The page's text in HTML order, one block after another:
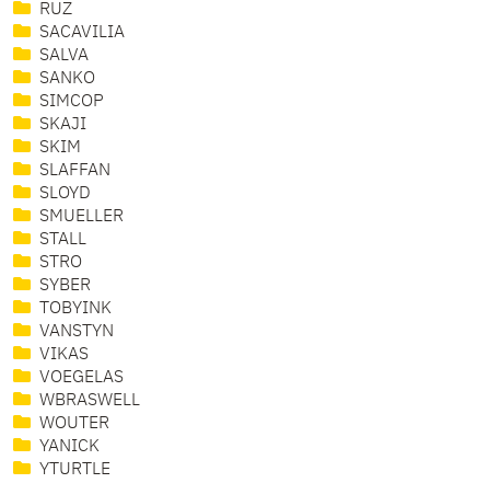
RUZ
SACAVILIA
SALVA
SANKO
SIMCOP
SKAJI
SKIM
SLAFFAN
SLOYD
SMUELLER
STALL
STRO
SYBER
TOBYINK
VANSTYN
VIKAS
VOEGELAS
WBRASWELL
WOUTER
YANICK
YTURTLE